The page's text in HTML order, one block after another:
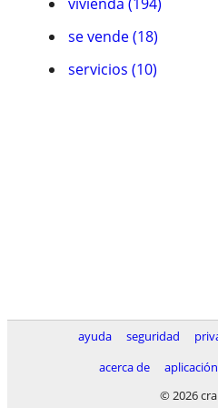
se vende (18)
servicios (10)
ayuda seguridad
acerca de
aplicación
© 2026